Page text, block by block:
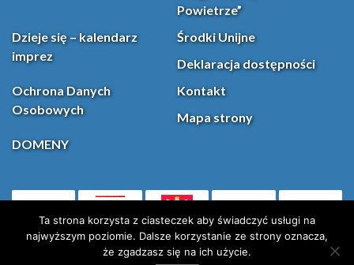
Powietrze”
Dzieje się – kalendarz
imprez
Środki Unijne
Deklaracja dostępności
Ochrona Danych
Osobowych
Kontakt
Mapa strony
DOMENY
(otwiera się w nowej karcie)Facebook
Ta strona korzysta z ciasteczek aby świadczyć usługi na
najwyższym poziomie. Dalsze korzystanie ze strony oznacza,
że zgadzasz się na ich użycie.